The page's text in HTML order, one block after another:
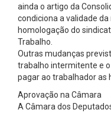
ainda o artigo da
condiciona a validade
homologação do
Trabalho.
Outras mudanças
trabalho intermitente e
pagar ao trabalhador as
Aprovação na Câmara
A Câmara dos